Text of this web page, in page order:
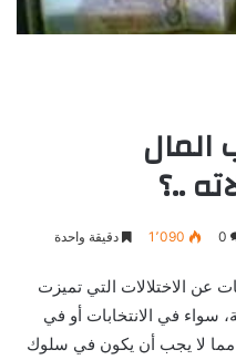
..؟
0 1٬090 دقيقة واحدة
عن الاختلالات التي تميزت
سواء في الانتخابات أو في
مما لا يجب أن يكون في سلوك